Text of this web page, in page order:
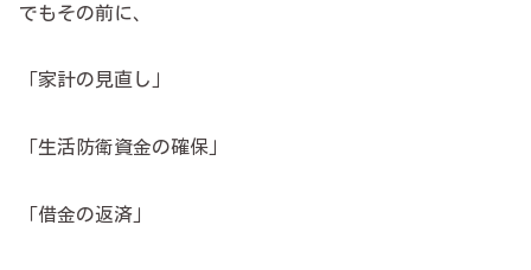
でもその前に、
「家計の見直し」
「生活防衛資金の確保」
「借金の返済」